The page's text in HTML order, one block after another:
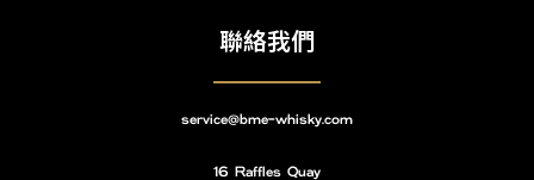
聯絡我們
service@bme-whisky.com
16 Raffles Quay